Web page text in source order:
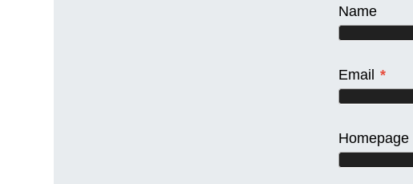
Name
Email *
Homepage